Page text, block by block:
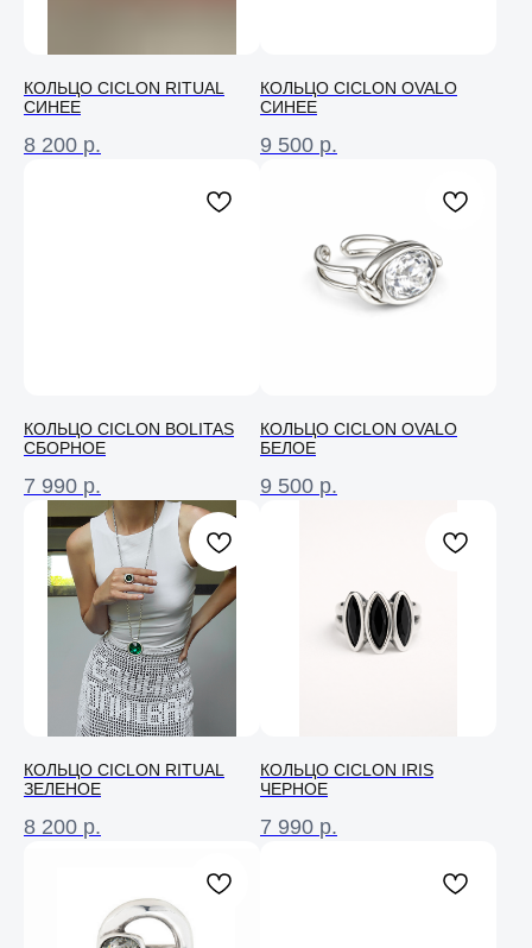
КОЛЬЦО СICLON RITUAL
СИНЕЕ
8 200 р.
КОЛЬЦО СICLON OVALO
СИНЕЕ
9 500 р.
КОЛЬЦО CICLON BOLITAS
СБОРНОЕ
7 990 р.
КОЛЬЦО СICLON OVALO
БЕЛОЕ
9 500 р.
КОЛЬЦО СICLON RITUAL
ЗЕЛЕНОЕ
8 200 р.
КОЛЬЦО СICLON IRIS
ЧЕРНОЕ
7 990 р.